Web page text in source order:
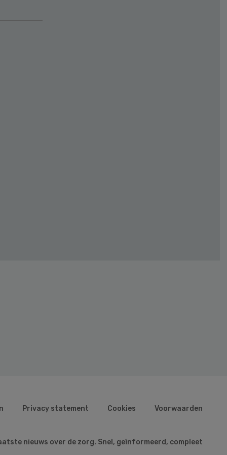
Privacy statement Cookies Voorwaarden
nieuws over de zorg. Snel, geïnformeerd, compleet